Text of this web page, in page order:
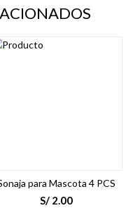
para Mascota 4 PCS
S/ 2.00